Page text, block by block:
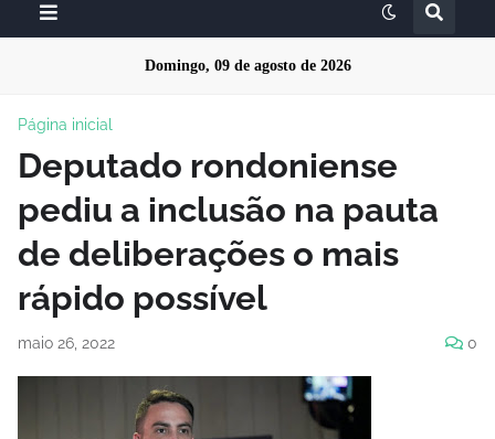
Domingo, 09 de agosto de 2026
Página inicial
Deputado rondoniense
pediu a inclusão na pauta
de deliberações o mais
rápido possível
maio 26, 2022 0